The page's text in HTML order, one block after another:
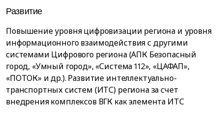
Развитие
Повышение уровня цифровизации региона и уровня
информационного взаимодействия с другими
системами Цифрового региона (АПК Безопасный
город, «Умный город», «Система 112», «ЦАФАП»,
«ПОТОК» и др.). Развитие интеллектуально-
транспортных систем (ИТС) региона за счет
внедрения комплексов ВГК как элемента ИТС